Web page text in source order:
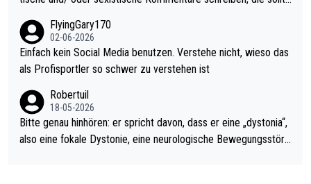
gas) antun würde, wenn er doch eigentlich die PDC-WM als Zi
el hat.
s Leben in den Griff kriegen. Nur eins wundert mich: Luke Little
r war doch neulich erst derjenige, der über Social Media GvV p
rovoziert hat. Und Littlers Mutter schießt öfters mal gegen Ric
FlyingGary170
02-06-2026
Einfach kein Social Media benutzen. Verstehe nicht, wieso das
als Profisportler so schwer zu verstehen ist
Robertuil
18-05-2026
Bitte genau hinhören: er spricht davon, dass er eine „dystonia“,
also eine fokale Dystonie, eine neurologische Bewegungsstöru